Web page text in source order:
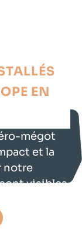
EN
mégot
et la
notre
visibles